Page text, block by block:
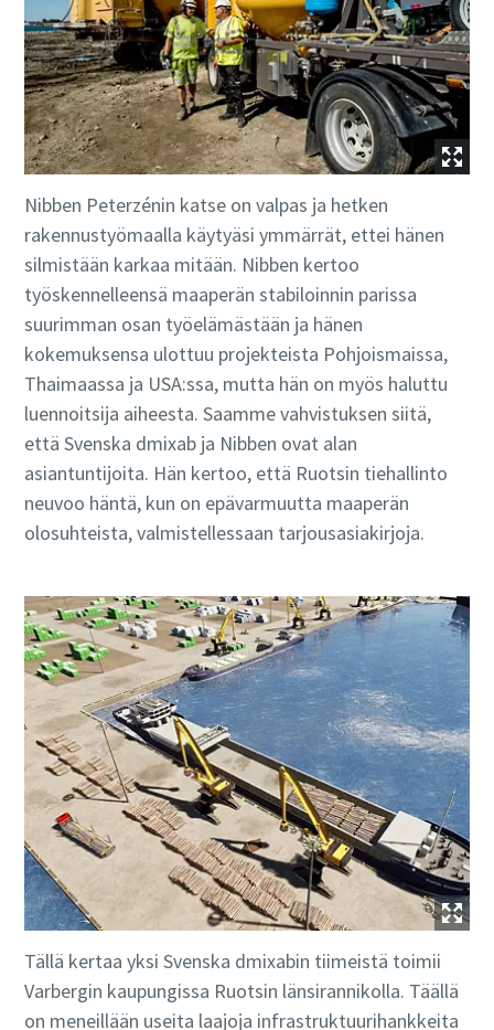
Nibben Peterzénin katse on valpas ja hetken
rakennustyömaalla käytyäsi ymmärrät, ettei hänen
silmistään karkaa mitään. Nibben kertoo
työskennelleensä maaperän stabiloinnin parissa
suurimman osan työelämästään ja hänen
kokemuksensa ulottuu projekteista Pohjoismaissa,
Thaimaassa ja USA:ssa, mutta hän on myös haluttu
luennoitsija aiheesta. Saamme vahvistuksen siitä,
että Svenska dmixab ja Nibben ovat alan
asiantuntijoita. Hän kertoo, että Ruotsin tiehallinto
neuvoo häntä, kun on epävarmuutta maaperän
olosuhteista, valmistellessaan tarjousasiakirjoja.
Tällä kertaa yksi Svenska dmixabin tiimeistä toimii
Varbergin kaupungissa Ruotsin länsirannikolla. Täällä
on meneillään useita laajoja infrastruktuurihankkeita